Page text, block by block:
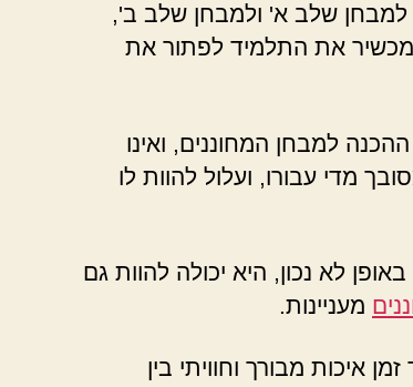
למבחן שלב א' ולמבחן שלב ב',
את התלמיד לפתור את
למבחן המחוננים, ואינו
מדי עבורו, ועלול להוות לו
לא נכון, היא יכולה להוות גם
מעניינות.
איכות מבורך וחוויתי בין